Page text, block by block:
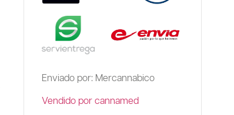
Enviado por: Mercannabico
Vendido por cannamed